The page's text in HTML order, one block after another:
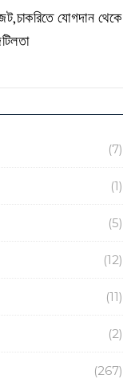
যোগদান থেকে
(7)
(1)
(5)
(12)
(11)
(2)
(267)